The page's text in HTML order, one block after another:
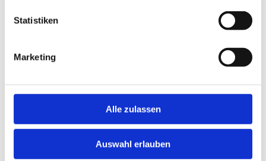
Statistiken
Marketing
Alle zulassen
Auswahl erlauben